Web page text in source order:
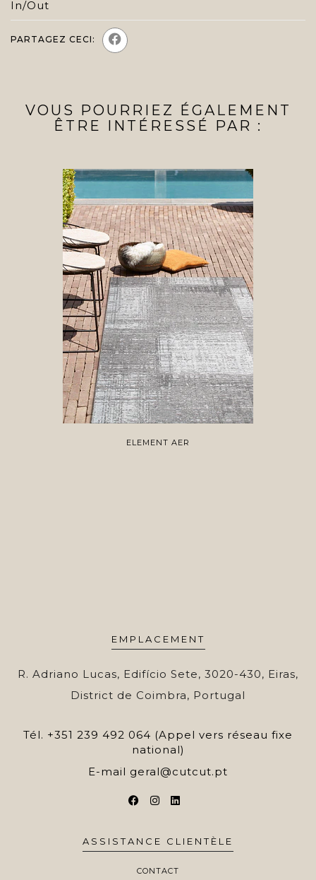
In/Out
PARTAGEZ CECI:
VOUS POURRIEZ ÉGALEMENT
ÊTRE INTÉRESSÉ PAR :
ELEMENT AER
EMPLACEMENT
R. Adriano Lucas, Edifício Sete, 3020-430, Eiras,
District de Coimbra, Portugal
Tél. +351 239 492 064 (Appel vers réseau fixe
national)
E-mail geral@cutcut.pt
ASSISTANCE CLIENTÈLE
CONTACT